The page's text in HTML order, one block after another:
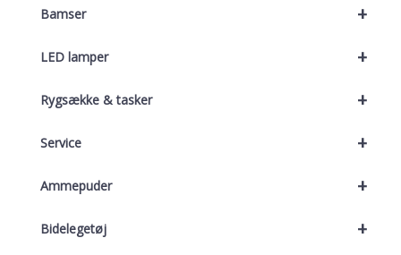
+
Bamser
+
LED lamper
+
Rygsække & tasker
+
Service
+
Ammepuder
+
Bidelegetøj